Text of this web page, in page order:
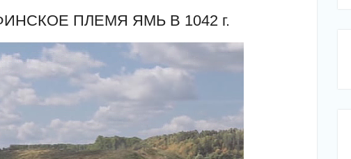
ПЛЕМЯ ЯМЬ В 1042 г.